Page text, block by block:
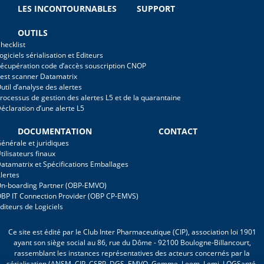
LES INCONTOURNABLES SUPPORT
OUTILS
sérialisation et Editeurs
code d’accès souscription CNOP
scanner Datamatrix
d’analyse des alertes
de gestion des alertes L5 et de la quarantaine
d’une alerte L5
DOCUMENTATION
et juridiques
finaux
et Spécifications Emballages
boarding Partner (OBP-EMVO)
IT Connection Provider (OBP CP-EMVS)
de Logiciels
CONTACT
Ce site est édité par le Club Inter Pharmaceutique (CIP), association loi 1901
ayant son siège social au 86, rue du Dôme - 92100 Boulogne-Billancourt,
rassemblant les instances représentatives des acteurs concernés par la